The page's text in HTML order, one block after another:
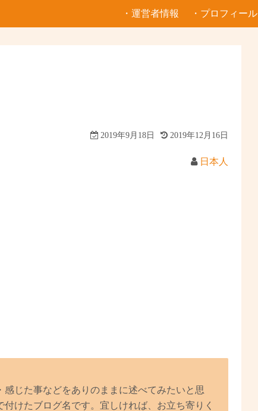
・運営者情報 ・プロフィール
2019年9月18日 2019年12月16日
日本人
じた事などをありのままに述べてみたいと思
けたブログ名です。宜しければ、お立ち寄りく